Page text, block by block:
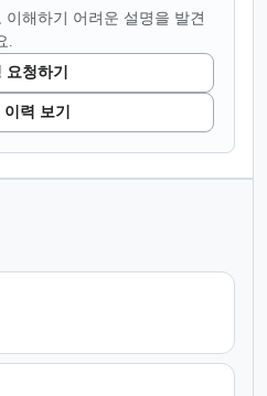
해하기 어려운 설명을 발견
요청하기
력 보기